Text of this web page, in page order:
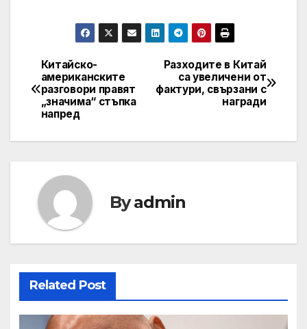
Навигация
Разходите в Китай
са увеличени от
фактури, свързани с
награди
Китайско-
американските
разговори правят
„значима“ стъпка
напред
Byadmin
Related Post